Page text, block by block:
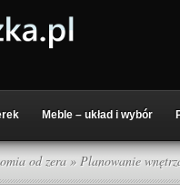
Meble – układ i wybór
od zera » Planowanie